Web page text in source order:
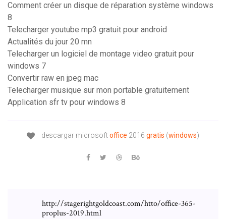
Comment créer un disque de réparation système windows
8
Telecharger youtube mp3 gratuit pour android
Actualités du jour 20 mn
Telecharger un logiciel de montage video gratuit pour
windows 7
Convertir raw en jpeg mac
Telecharger musique sur mon portable gratuitement
Application sfr tv pour windows 8
descargar microsoftoffice 2016 gratis (windows)
http://stagerightgoldcoast.com/htto/office-365-
proplus-2019.html